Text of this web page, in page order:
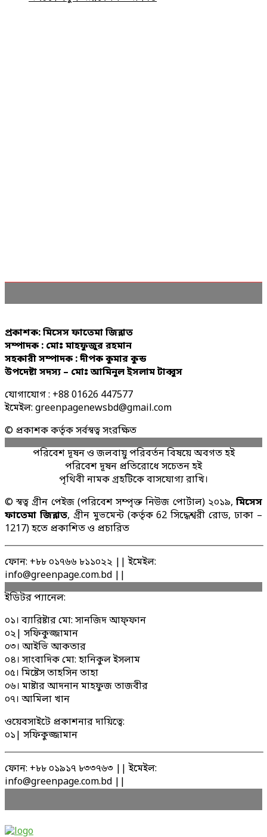
প্রকাশক: মিসেস ফাতেমা জিন্নাত
সম্পাদক : মোঃ মাহফুজুর রহমান
সহকারী সম্পাদক : দীপক কুমার কুন্ড
উপদেষ্টা সদস্য – মোঃ আমিনুল ইসলাম টাব্বুস
যোগাযোগ : +88 01626 447577
ইমেইল: greenpagenewsbd@gmail.com
© প্রকাশক কর্তৃক সর্বস্বত্ব সংরক্ষিত
পরিবেশ দূষন ও জলবায়ু পরিবর্তন বিষয়ে অবগত হই
পরিবেশ দূষন প্রতিরোধে সচেতন হই
পৃথিবী নামক গ্রহটিকে বাসযোগ্য রাখি।
© স্বত্ব গ্রীন পেইজ (পরিবেশ সম্পৃক্ত নিউজ পোর্টাল) ২০১৯, মিসেস
ফাতেমা জিন্নাত, গ্রীন মুভমেন্ট (কর্তৃক 62 সিদ্ধেশ্বরী রোড, ঢাকা –
1217) হতে প্রকাশিত ও প্রচারিত
ফোন: +৮৮ ০১৭৬৬ ৮১১০২২ || ইমেইল:
info@greenpage.com.bd ||
ইডিটর প্যানেল:
০১। ব্যারিষ্টার মো: সানজিদ আফ্ফান
০২| সফিকুজ্জামান
০৩। আইভি আকতার
০৪। সাংবাদিক মো: হানিকুল ইসলাম
০৫। মিষ্টেস তাহসিন তাহা
০৬। মাষ্টার আদনান মাহফুজ তাজবীর
০৭। আমিলা খান
ওয়েবসাইটে প্রকাশনার দায়িত্বে:
০১| সফিকুজ্জামান
ফোন: +৮৮ ০১৯১৭ ৮৩৩৭৬৩ || ইমেইল:
info@greenpage.com.bd ||